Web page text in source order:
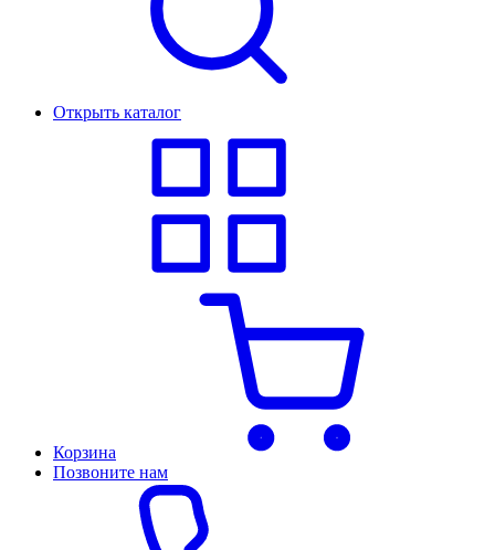
Открыть каталог
Корзина
Позвоните нам